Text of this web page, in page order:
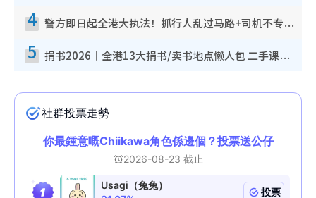
4 警方即日起全港大执法！抓行人乱过马路+司机不专注驾驶！乱过马路罚$2000
5 捐书2026︱全港13大捐书/卖书地点懒人包 二手课本最高$150＋旧书换免费咖啡/戏票